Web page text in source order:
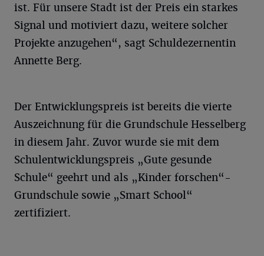
ist. Für unsere Stadt ist der Preis ein starkes
Signal und motiviert dazu, weitere solcher
Projekte anzugehen“, sagt Schuldezernentin
Annette Berg.
Der Entwicklungspreis ist bereits die vierte
Auszeichnung für die Grundschule Hesselberg
in diesem Jahr. Zuvor wurde sie mit dem
Schulentwicklungspreis „Gute gesunde
Schule“ geehrt und als „Kinder forschen“-
Grundschule sowie „Smart School“
zertifiziert.